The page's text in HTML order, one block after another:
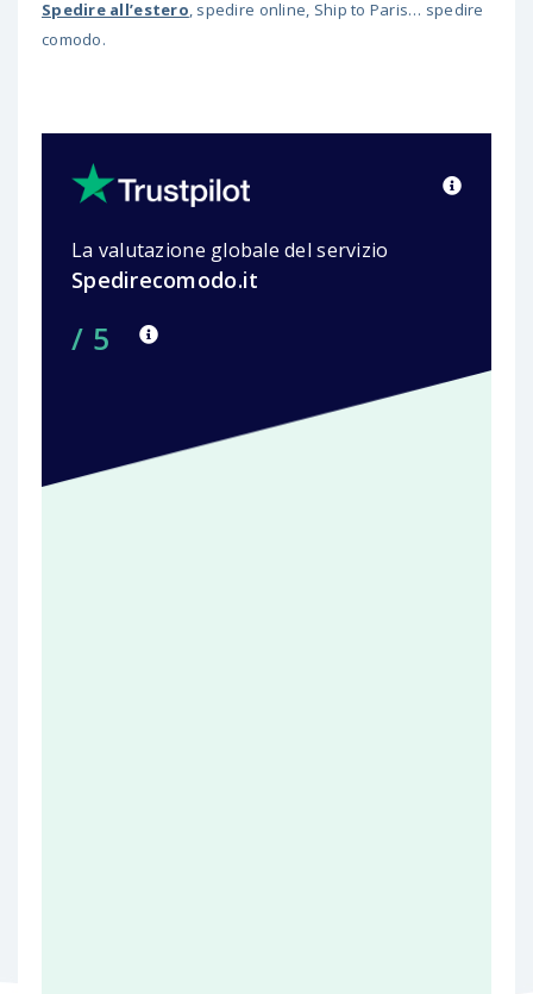
Spedire all’estero, spedire online, Ship to Paris… spedire
comodo.
La valutazione globale del servizio
Spedirecomodo.it
/ 5